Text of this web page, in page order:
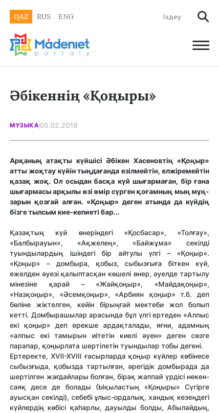
QAZ RUS ENG
Әбікеннің «Қоңыры»
МУЗЫКА 05.02.2018
Арқаның атақты күйшісі Әбікен Хасеновтің «Қоңыр»
атты жоқтау күйін тыңдағанда езілмейтін, елжіремейтін
қазақ жоқ. Ол осыдан басқа күй шығармаған, бір ғана
шығармасы арқылы өзі өмір сүрген қоғамның мың мұң-
зарын қозғай алған. «Қоңыр» деген атында да күйдің
бізге тылсым кие-кепиеті бар...
Қазақтың күй өнеріндегі «Қосбасар», «Толғау»,
«Балбырауын», «Ақжелең», «Байжұма» секілді
туындылардың ішіндегі бір айтулы үлгі – «Қоңыр».
«Қоңыр» – домбыра, қобыз, сыбызғыға біткен күй,
ежелден әуезі қалыптасқан көшелі өнер, әуелде тартылу
мінезіне қарай – «Жайқоңыр», «Майдақоңыр»,
«Назқоңыр», «Әсемқоңыр», «Арбиян қоңыр» т.б. деп
бөліне жіктелген, кейін бірыңғай мектеби жол болып
кетті. Домбырашылар арасында бұл үлгі ертеден «Алпыс
екі қоңыр» деп ерекше ардақталады, яғни, адамның
«алпыс екі тамырын иітетін киелі әуен» деген сөзге
парапар, қоңырлата шертілетін туындылар тобы дегені.
Ертеректе, XVII-XVIII ғасырларда қоңыр күйлер көбінесе
сыбызғыда, қобызда тартылған, әрегідік домбырада да
шертілген жағдайлары болған, бірақ жаппай үрдісі некен-
саяқ десе де болады (Ықыластың «Қоңыры» Сүгірге
ауысқан секілді), себебі ұлыс-ордалық, хандық кезеңдегі
күйлердің көбісі қаһарлы, дауылды болды, Абылайдың,